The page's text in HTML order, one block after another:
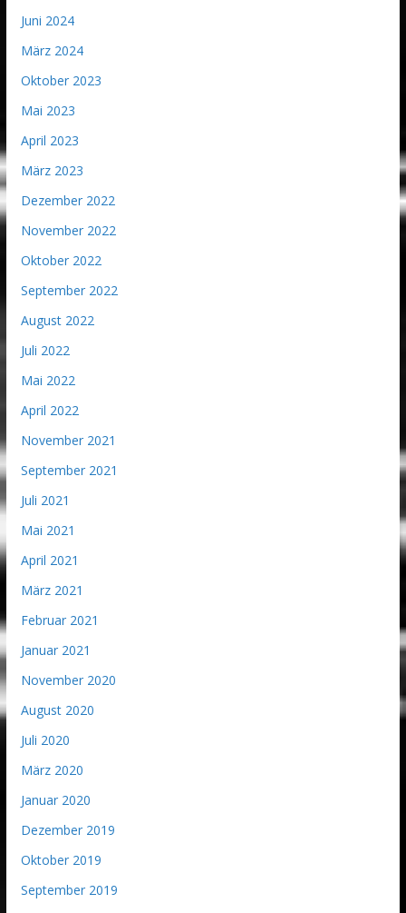
Juni 2024
März 2024
Oktober 2023
Mai 2023
April 2023
März 2023
Dezember 2022
November 2022
Oktober 2022
September 2022
August 2022
Juli 2022
Mai 2022
April 2022
November 2021
September 2021
Juli 2021
Mai 2021
April 2021
März 2021
Februar 2021
Januar 2021
November 2020
August 2020
Juli 2020
März 2020
Januar 2020
Dezember 2019
Oktober 2019
September 2019